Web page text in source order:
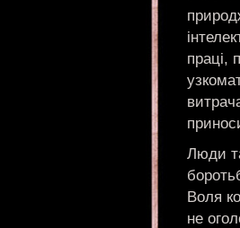
праці,
Люди
Воля
не